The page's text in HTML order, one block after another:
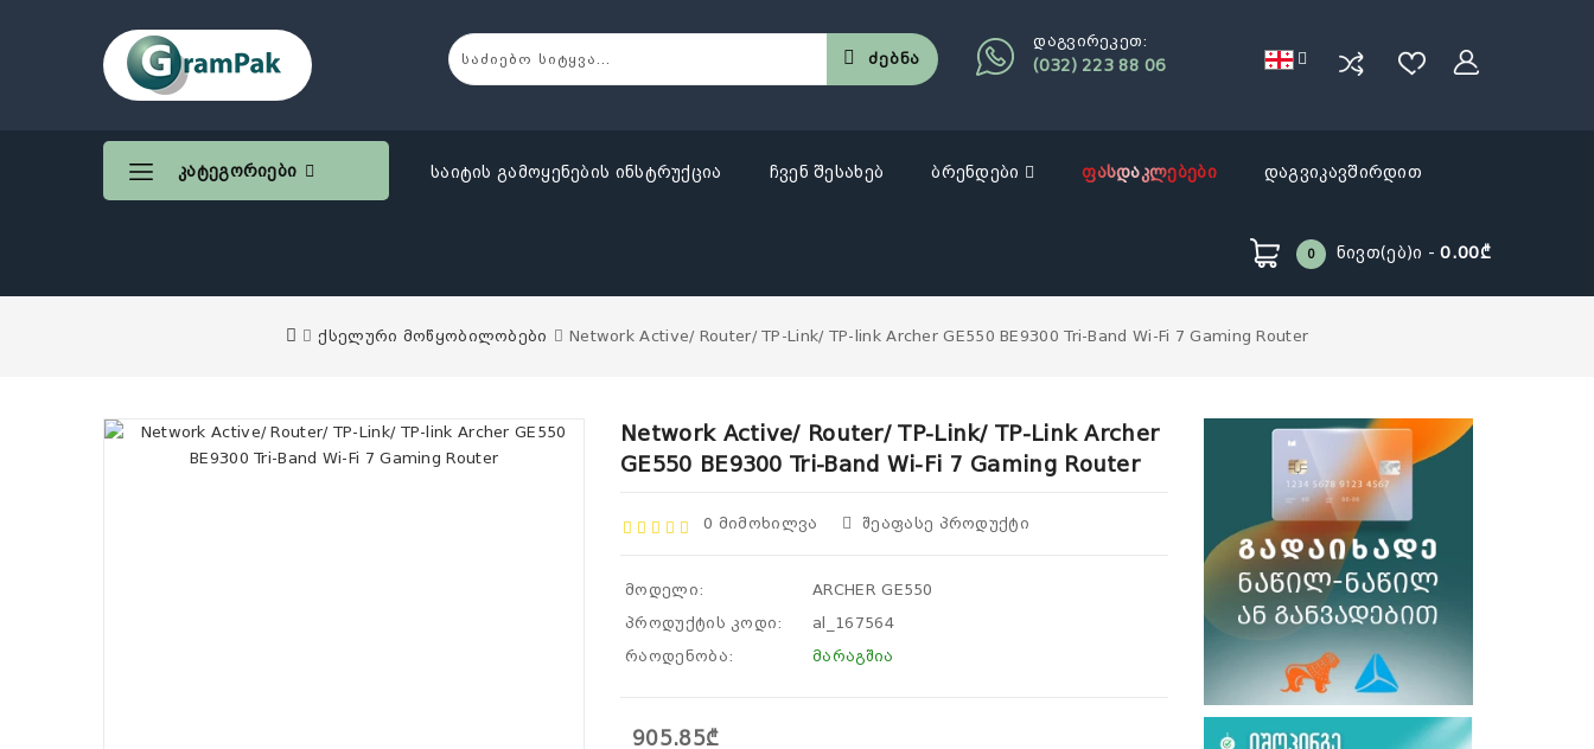
დაგვირეკეთ:
(032) 223 88 06
Ძებნა
Კატეგორიები საიტის გამოყენების ინსტრუქცია ჩვენ შესახებ ბრენდები ფასდაკლებები დაგვიკავშირდით
0 Ნივთ(ებ)ი -0.00₾
ქსელური მოწყობილობები Network Active/ Router/ TP-Link/ TP-link Archer GE550 BE9300 Tri-Band Wi-Fi 7 Gaming Router
Network Active/ Router/ TP-Link/ TP-Link Archer
GE550 BE9300 Tri-Band Wi-Fi 7 Gaming Router
0 Მიმოხილვა Შეაფასე Პროდუქტი
მოდელი:
ARCHER GE550
პროდუქტის კოდი:
al_167564
რაოდენობა:
მარაგშია
905.85₾